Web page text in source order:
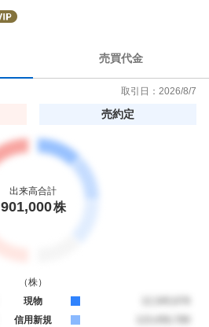
売買代金
取引日： 2026/8/7
売約定
出来高合計
901,000株
（株）
現物
信用新規